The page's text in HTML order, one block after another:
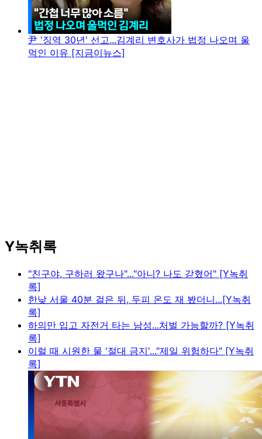
尹 '징역 30년' 선고...김계리 변호사가 법정 나오며 울
먹인 이유 [지금이뉴스]
Y녹취록
"친구야, 구하러 왔구나"..."아니? 나도 갇혔어" [Y녹취
록]
한낮 서울 40분 걸은 뒤, 두피 온도 재 봤더니...[Y녹취
록]
하의만 입고 자전거 타는 남성...처벌 가능할까? [Y녹취
록]
이럴 때 시원한 물 '절대 금지'..."제일 위험하다" [Y녹취
록]